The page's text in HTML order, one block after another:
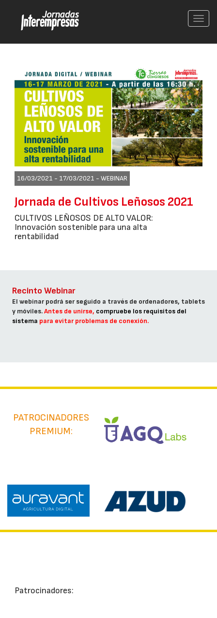
16/03/2021 - 17/03/2021 - WEBINAR
Jornada de Cultivos Leñosos 2021
CULTIVOS LEÑOSOS DE ALTO VALOR:
Innovación sostenible para una alta
rentabilidad
Recinto Webinar
El webinar podrá ser seguido a través de ordenadores, tablets
y móviles.Antes de unirse, compruebe los requisitos del
sistema para evitar problemas de conexión.
PATROCINADORES
PREMIUM:
Patrocinadores: